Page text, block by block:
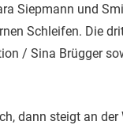
Siepmann und
Schleifen. Die
/ Sina Brügger
dann steigt an